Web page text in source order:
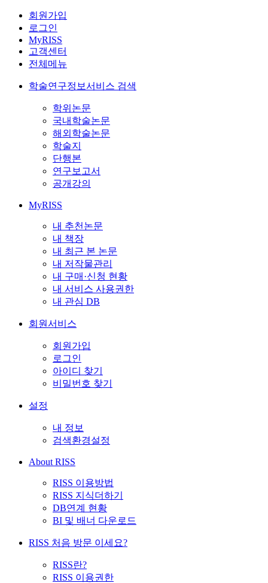
회원가입
로그인
MyRISS
고객센터
전체메뉴
학술연구정보서비스 검색
학위논문
국내학술논문
해외학술논문
학술지
단행본
연구보고서
공개강의
MyRISS
내 추천논문
내 책장
내 최근 본 논문
내 저작물관리
내 구매·신청 현황
내 서비스 사용권한
내 관심 DB
회원서비스
회원가입
로그인
아이디 찾기
비밀번호 찾기
설정
내 정보
검색환경설정
About RISS
RISS 이용방법
RISS 지식더하기
DB연계 현황
BI 및 배너 다운로드
RISS 처음 방문 이세요?
RISS란?
RISS 이용권한